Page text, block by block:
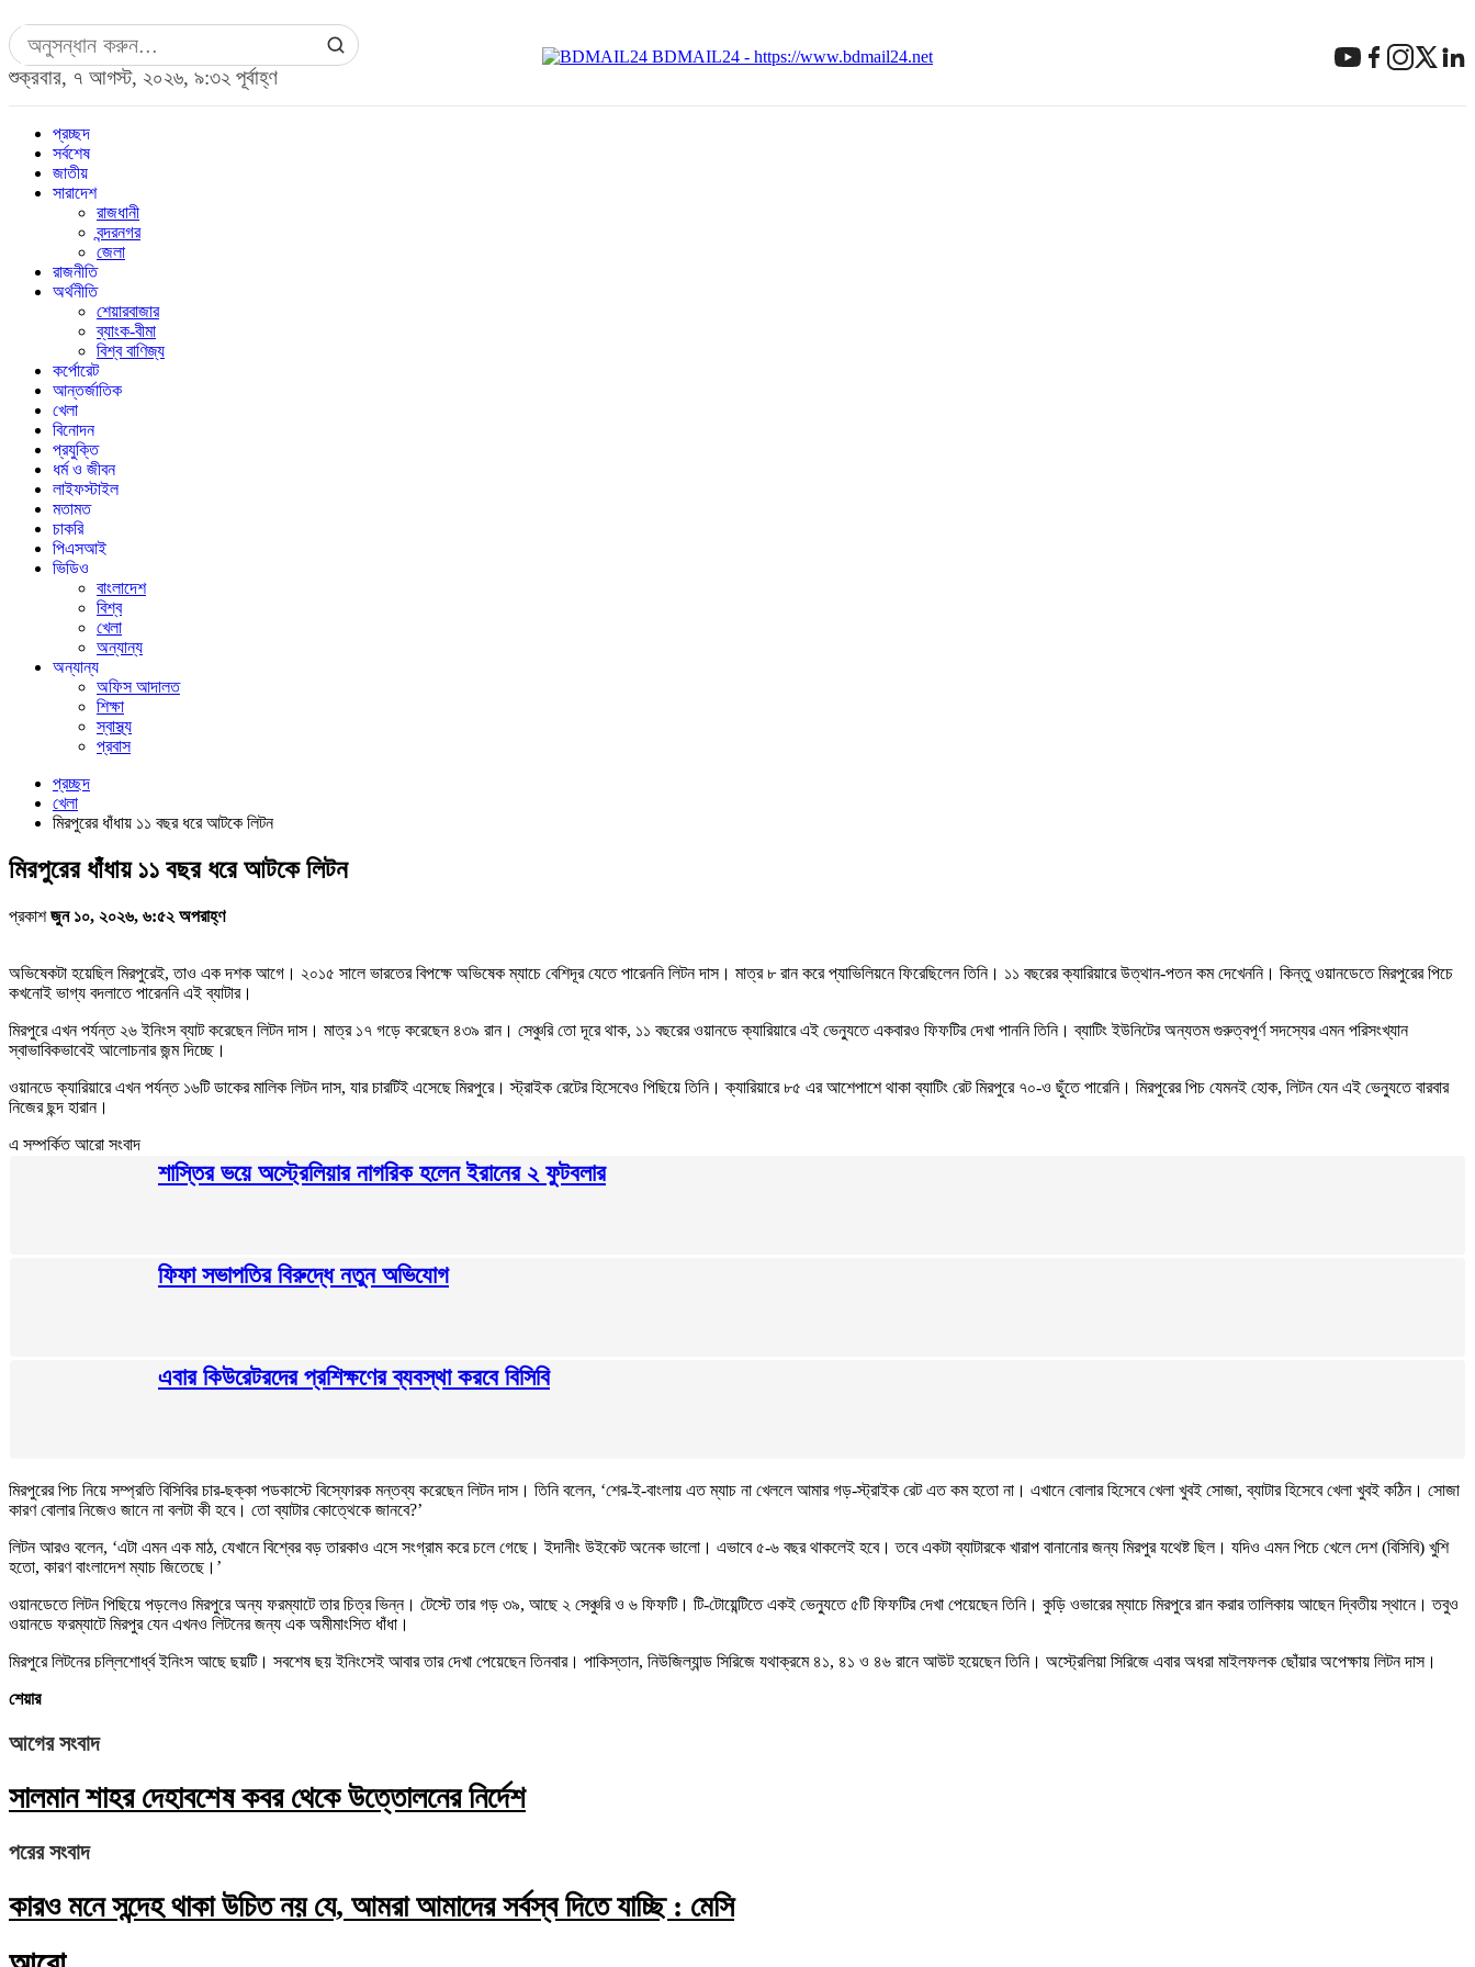
শুক্রবার, ৭ আগস্ট, ২০২৬, ৯:৩২ পূর্বাহ্ণ
BDMAIL24 - https://www.bdmail24.net
প্রচ্ছদ
সর্বশেষ
জাতীয়
সারাদেশ
রাজধানী
বন্দরনগর
জেলা
রাজনীতি
অর্থনীতি
শেয়ারবাজার
ব্যাংক-বীমা
বিশ্ব বাণিজ্য
কর্পোরেট
আন্তর্জাতিক
খেলা
বিনোদন
প্রযুক্তি
ধর্ম ও জীবন
লাইফস্টাইল
মতামত
চাকরি
পিএসআই
ভিডিও
বাংলাদেশ
বিশ্ব
খেলা
অন্যান্য
অন্যান্য
অফিস আদালত
শিক্ষা
স্বাস্থ্য
প্রবাস
প্রচ্ছদ
খেলা
মিরপুরের ধাঁধায় ১১ বছর ধরে আটকে লিটন
মিরপুরের ধাঁধায় ১১ বছর ধরে আটকে লিটন
প্রকাশজুন ১০, ২০২৬, ৬:৫২ অপরাহ্ণ
অভিষেকটা হয়েছিল মিরপুরেই, তাও এক দশক আগে। ২০১৫ সালে ভারতের বিপক্ষে অভিষেক ম্যাচে বেশিদূর যেতে পারেননি লিটন দাস। মাত্র ৮ রান করে প্যাভিলিয়নে ফিরেছিলেন তিনি। ১১ বছরের ক্যারিয়ারে উত্থান-পতন কম দেখেননি। কিন্তু ওয়ানডেতে মিরপুরের পিচে
কখনোই ভাগ্য বদলাতে পারেননি এই ব্যাটার।
মিরপুরে এখন পর্যন্ত ২৬ ইনিংস ব্যাট করেছেন লিটন দাস। মাত্র ১৭ গড়ে করেছেন ৪৩৯ রান। সেঞ্চুরি তো দূরে থাক, ১১ বছরের ওয়ানডে ক্যারিয়ারে এই ভেন্যুতে একবারও ফিফটির দেখা পাননি তিনি। ব্যাটিং ইউনিটের অন্যতম গুরুত্বপূর্ণ সদস্যের এমন পরিসংখ্যান
স্বাভাবিকভাবেই আলোচনার জন্ম দিচ্ছে।
ওয়ানডে ক্যারিয়ারে এখন পর্যন্ত ১৬টি ডাকের মালিক লিটন দাস, যার চারটিই এসেছে মিরপুরে। স্ট্রাইক রেটের হিসেবেও পিছিয়ে তিনি। ক্যারিয়ারে ৮৫ এর আশেপাশে থাকা ব্যাটিং রেট মিরপুরে ৭০-ও ছুঁতে পারেনি। মিরপুরের পিচ যেমনই হোক, লিটন যেন এই ভেন্যুতে বারবার
নিজের ছন্দ হারান।
এ সম্পর্কিত আরো সংবাদ
শাস্তির ভয়ে অস্ট্রেলিয়ার নাগরিক হলেন ইরানের ২ ফুটবলার
ফিফা সভাপতির বিরুদ্ধে নতুন অভিযোগ
এবার কিউরেটরদের প্রশিক্ষণের ব্যবস্থা করবে বিসিবি
মিরপুরের পিচ নিয়ে সম্প্রতি বিসিবির চার-ছক্কা পডকাস্টে বিস্ফোরক মন্তব্য করেছেন লিটন দাস। তিনি বলেন, ‘শের-ই-বাংলায় এত ম্যাচ না খেললে আমার গড়-স্ট্রাইক রেট এত কম হতো না। এখানে বোলার হিসেবে খেলা খুবই সোজা, ব্যাটার হিসেবে খেলা খুবই কঠিন। সোজা
কারণ বোলার নিজেও জানে না বলটা কী হবে। তো ব্যাটার কোত্থেকে জানবে?’
লিটন আরও বলেন, ‘এটা এমন এক মাঠ, যেখানে বিশ্বের বড় তারকাও এসে সংগ্রাম করে চলে গেছে। ইদানীং উইকেট অনেক ভালো। এভাবে ৫-৬ বছর থাকলেই হবে। তবে একটা ব্যাটারকে খারাপ বানানোর জন্য মিরপুর যথেষ্ট ছিল। যদিও এমন পিচে খেলে দেশ (বিসিবি) খুশি
হতো, কারণ বাংলাদেশ ম্যাচ জিতেছে।’
ওয়ানডেতে লিটন পিছিয়ে পড়লেও মিরপুরে অন্য ফরম্যাটে তার চিত্র ভিন্ন। টেস্টে তার গড় ৩৯, আছে ২ সেঞ্চুরি ও ৬ ফিফটি। টি-টোয়েন্টিতে একই ভেন্যুতে ৫টি ফিফটির দেখা পেয়েছেন তিনি। কুড়ি ওভারের ম্যাচে মিরপুরে রান করার তালিকায় আছেন দ্বিতীয় স্থানে। তবুও
ওয়ানডে ফরম্যাটে মিরপুর যেন এখনও লিটনের জন্য এক অমীমাংসিত ধাঁধা।
মিরপুরে লিটনের চল্লিশোর্ধ্ব ইনিংস আছে ছয়টি। সবশেষ ছয় ইনিংসেই আবার তার দেখা পেয়েছেন তিনবার। পাকিস্তান, নিউজিল্যান্ড সিরিজে যথাক্রমে ৪১, ৪১ ও ৪৬ রানে আউট হয়েছেন তিনি। অস্ট্রেলিয়া সিরিজে এবার অধরা মাইলফলক ছোঁয়ার অপেক্ষায় লিটন দাস।
শেয়ার
আগের সংবাদ
সালমান শাহর দেহাবশেষ কবর থেকে উত্তোলনের নির্দেশ
পরের সংবাদ
কারও মনে সন্দেহ থাকা উচিত নয় যে, আমরা আমাদের সর্বস্ব দিতে যাচ্ছি : মেসি